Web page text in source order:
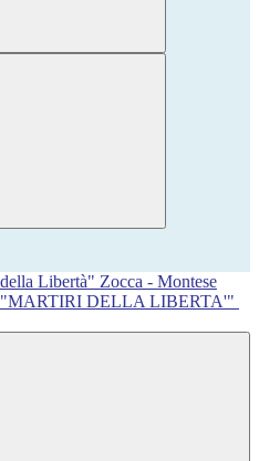
"MARTIRI DELLA LIBERTA'"